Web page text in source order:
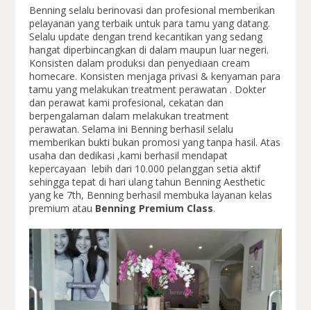
Benning selalu berinovasi dan profesional memberikan
pelayanan yang terbaik untuk para tamu yang datang.
Selalu update dengan trend kecantikan yang sedang
hangat diperbincangkan di dalam maupun luar negeri.
Konsisten dalam produksi dan penyediaan cream
homecare. Konsisten menjaga privasi & kenyaman para
tamu yang melakukan treatment perawatan . Dokter
dan perawat kami profesional, cekatan dan
berpengalaman dalam melakukan treatment
perawatan. Selama ini Benning berhasil selalu
memberikan bukti bukan promosi yang tanpa hasil. Atas
usaha dan dedikasi ,kami berhasil mendapat
kepercayaan lebih dari 10.000 pelanggan setia aktif
sehingga tepat di hari ulang tahun Benning Aesthetic
yang ke 7th, Benning berhasil membuka layanan kelas
premium atau Benning Premium Class.